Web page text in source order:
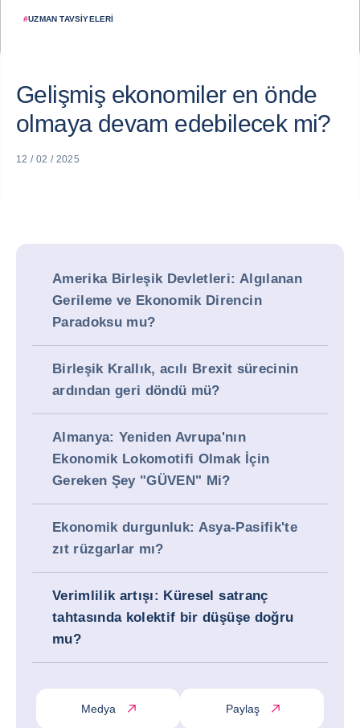
#UZMAN TAVSIYELERI
Gelişmiş ekonomiler en önde
olmaya devam edebilecek mi?
12 / 02 / 2025
Amerika Birleşik Devletleri: Algılanan
Gerileme ve Ekonomik Direncin
Paradoksu mu?
Birleşik Krallık, acılı Brexit sürecinin
ardından geri döndü mü?
Almanya: Yeniden Avrupa'nın
Ekonomik Lokomotifi Olmak İçin
Gereken Şey "GÜVEN" Mi?
Ekonomik durgunluk: Asya-Pasifik'te
zıt rüzgarlar mı?
Verimlilik artışı: Küresel satranç
tahtasında kolektif bir düşüşe doğru
mu?
Medya Paylaş